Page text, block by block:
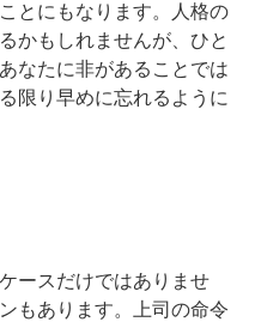
とにもなります。人格の
かもしれませんが、ひと
なたに非があることでは
限り早めに忘れるように
ースだけではありませ
もあります。上司の命令